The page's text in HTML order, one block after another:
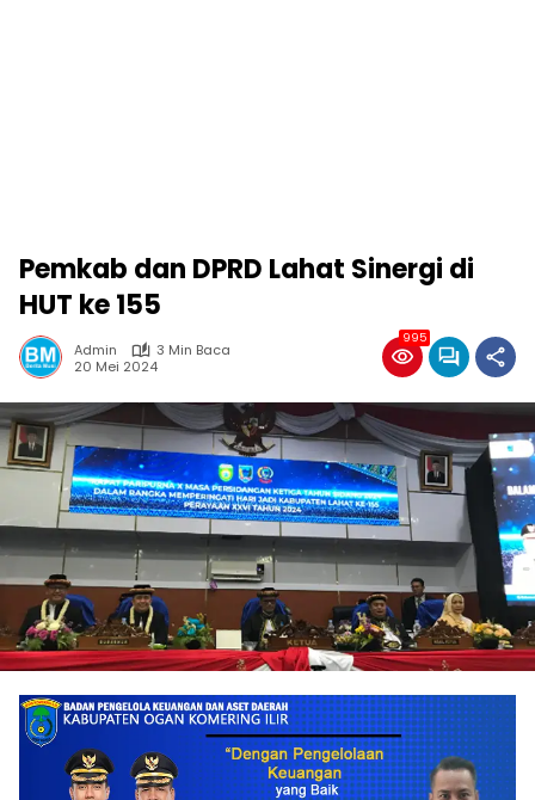
Pemkab dan DPRD Lahat Sinergi di
HUT ke 155
Admin
3 Min Baca
20 Mei 2024
995